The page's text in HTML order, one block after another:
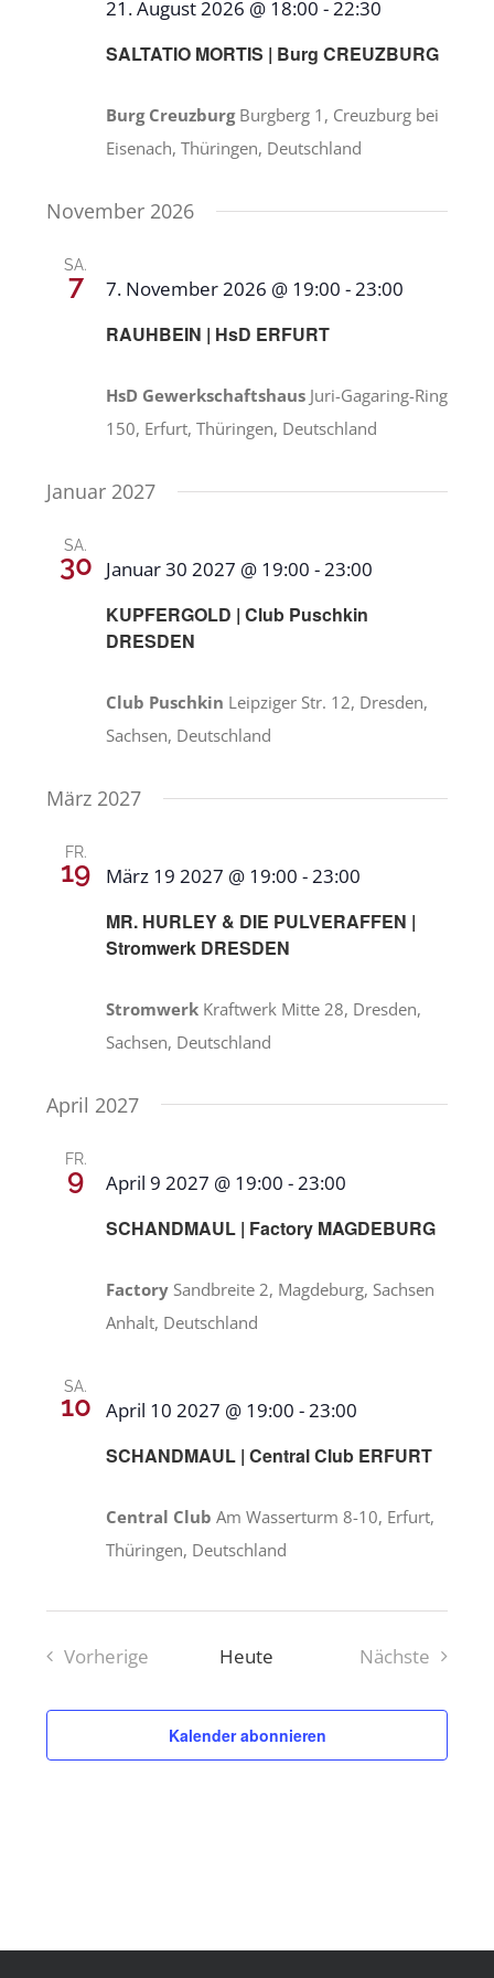
SALTATIO MORTIS | Burg CREUZBURG
21. August 2026 @ 18:00 -22:30
Burg Creuzburg Burgberg 1, Creuzburg bei
Eisenach, Thüringen, Deutschland
November 2026
SA.
7
RAUHBEIN | HsD ERFURT
7. November 2026 @ 19:00 -23:00
HsD Gewerkschaftshaus Juri-Gagaring-Ring
150, Erfurt, Thüringen, Deutschland
Januar 2027
SA.
30
KUPFERGOLD | Club Puschkin
DRESDEN
Januar 30 2027 @ 19:00 -23:00
Club Puschkin Leipziger Str. 12, Dresden,
Sachsen, Deutschland
März 2027
FR.
19
MR. HURLEY & DIE PULVERAFFEN |
Stromwerk DRESDEN
März 19 2027 @ 19:00 -23:00
Stromwerk Kraftwerk Mitte 28, Dresden,
Sachsen, Deutschland
April 2027
FR.
9
SCHANDMAUL | Factory MAGDEBURG
April 9 2027 @ 19:00 -23:00
Factory Sandbreite 2, Magdeburg, Sachsen
Anhalt, Deutschland
SA.
10
SCHANDMAUL | Central Club ERFURT
April 10 2027 @ 19:00 -23:00
Central Club Am Wasserturm 8-10, Erfurt,
Thüringen, Deutschland
Vorherige
Heute
Nächste
Kalender abonnieren